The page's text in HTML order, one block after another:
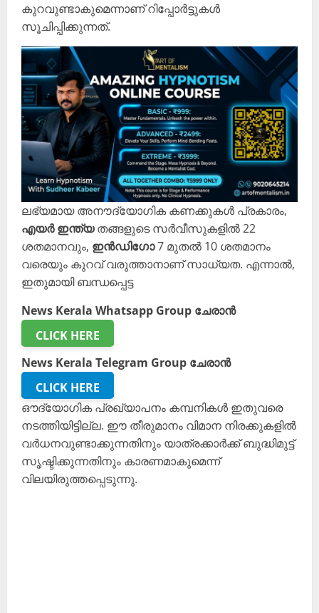
കുറവുണ്ടാകുമെന്നാണ് റിപ്പോർട്ടുകൾ
സൂചിപ്പിക്കുന്നത്.
ലഭ്യമായ അനൗദ്യോഗിക കണക്കുകൾ പ്രകാരം,
എയർ ഇന്ത്യതങ്ങളുടെ സർവീസുകളിൽ 22
ശതമാനവും, ഇൻഡിഗോ7 മുതൽ 10 ശതമാനം
വരെയും കുറവ് വരുത്താനാണ് സാധ്യത. എന്നാൽ,
ഇതുമായി ബന്ധപ്പെട്ട
News Kerala Whatsapp Group ചേരാൻ
CLICK HERE
News Kerala Telegram Group ചേരാൻ
CLICK HERE
ഔദ്യോഗിക പ്രഖ്യാപനം കമ്പനികൾ ഇതുവരെ
നടത്തിയിട്ടില്ല. ഈ തീരുമാനം വിമാന നിരക്കുകളിൽ
വർധനവുണ്ടാക്കുന്നതിനും യാത്രക്കാർക്ക് ബുദ്ധിമുട്ട്
സൃഷ്ടിക്കുന്നതിനും കാരണമാകുമെന്ന്
വിലയിരുത്തപ്പെടുന്നു.